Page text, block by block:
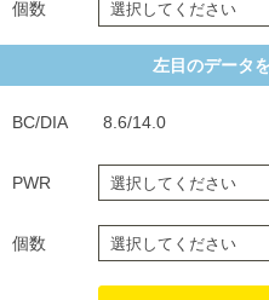
個数
左目のデータ
BC/DIA 8.6/14.0
PWR
個数